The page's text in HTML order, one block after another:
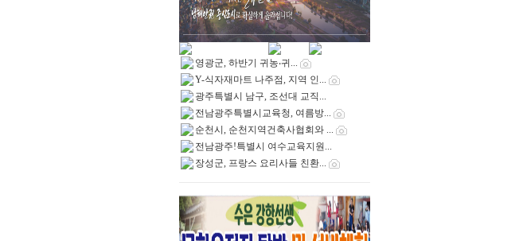
영광군, 하반기 귀농‧귀...
Y-식자재마트 나주점, 지역 인...
광주특별시 남구, 조선대 교직...
전남광주특별시교육청, 여름방...
순천시, 순천지역건축사협회와 ...
전남광주!특별시 여수교육지원...
장성군, 프랑스 요리사들 친환...